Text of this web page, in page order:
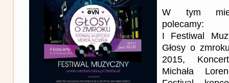
W tym
polecamy:
I Festiwal
Głosy o
2015,
Michała